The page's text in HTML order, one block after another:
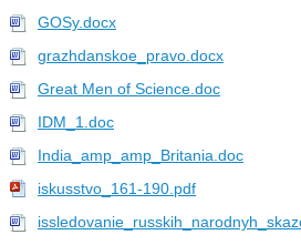
GOSy.docx
grazhdanskoe_pravo.docx
Great Men of Science.doc
IDM_1.doc
India_amp_amp_Britania.doc
iskusstvo_161-190.pdf